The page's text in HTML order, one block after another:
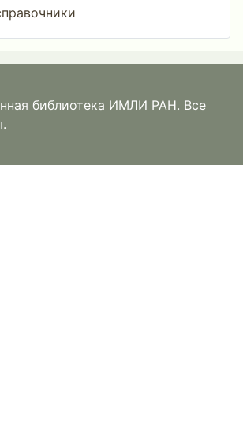
библиотека ИМЛИ РАН. Все